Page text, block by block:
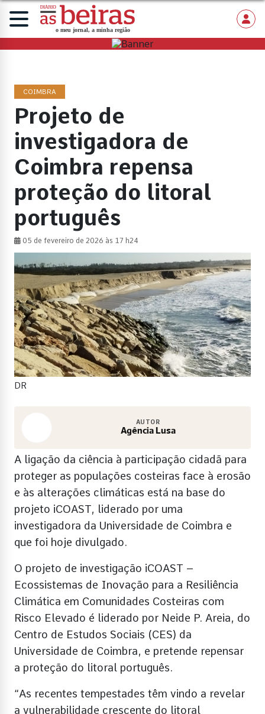
COIMBRA
Projeto de
investigadora de
Coimbra repensa
proteção do litoral
português
05 de fevereiro de 2026 às 17 h24
DR
AUTOR
Agência Lusa
A ligação da ciência à participação cidadã para
proteger as populações costeiras face à erosão
e às alterações climáticas está na base do
projeto iCOAST, liderado por uma
investigadora da Universidade de Coimbra e
que foi hoje divulgado.
O projeto de investigação iCOAST –
Ecossistemas de Inovação para a Resiliência
Climática em Comunidades Costeiras com
Risco Elevado é liderado por Neide P. Areia, do
Centro de Estudos Sociais (CES) da
Universidade de Coimbra, e pretende repensar
a proteção do litoral português.
“As recentes tempestades têm vindo a revelar
a vulnerabilidade crescente do litoral